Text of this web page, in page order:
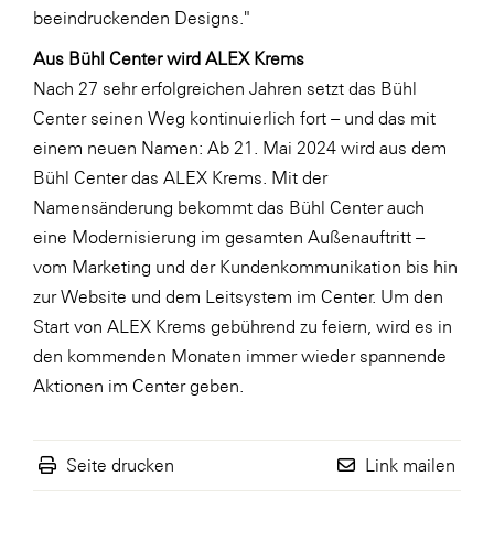
WK UBIT
Zühlke
Media
beeindruckenden Designs."
Aus Bühl Center wird ALEX Krems
Nach 27 sehr erfolgreichen Jahren setzt das Bühl
Center seinen Weg kontinuierlich fort – und das mit
einem neuen Namen: Ab 21. Mai 2024 wird aus dem
Bühl Center das ALEX Krems. Mit der
Namensänderung bekommt das Bühl Center auch
eine Modernisierung im gesamten Außenauftritt –
vom Marketing und der Kundenkommunikation bis hin
zur Website und dem Leitsystem im Center. Um den
Start von ALEX Krems gebührend zu feiern, wird es in
den kommenden Monaten immer wieder spannende
Aktionen im Center geben.
Seite drucken Link mailen